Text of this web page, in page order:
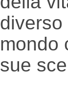
mondo
sue